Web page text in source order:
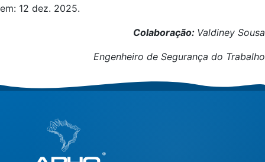
em: 12 dez. 2025.
Colaboração: Valdiney Sousa
Engenheiro de Segurança do Trabalho